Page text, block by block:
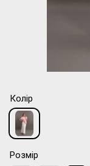
Колір
Розмір